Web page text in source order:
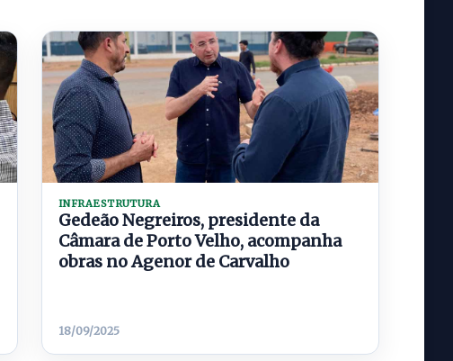
INFRAESTRUTURA
Gedeão Negreiros, presidente da
Câmara de Porto Velho, acompanha
obras no Agenor de Carvalho
18/09/2025